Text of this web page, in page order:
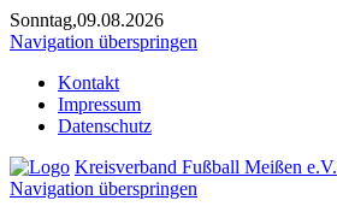
Sonntag,09.08.2026
Navigation überspringen
Kontakt
Impressum
Datenschutz
Kreisverband Fußball Meißen e.V.
Navigation überspringen